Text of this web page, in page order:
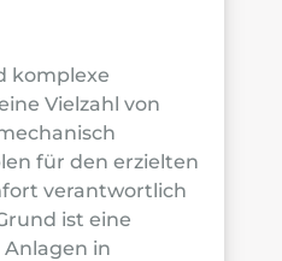
komplexe
Vielzahl von
für den erzielten
verantwortlich
ist eine
in